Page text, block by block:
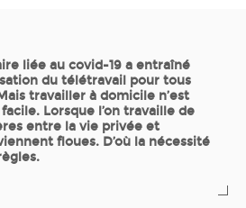
liée au covid-19 a entraîné
du télétravail pour tous
travailler à domicile n’est
Lorsque l’on travaille de
entre la vie privée et
floues. D’où la nécessité